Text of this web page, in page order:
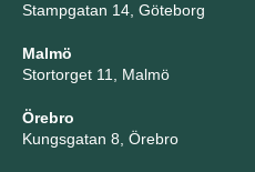
Stampgatan 14, Göteborg
Malmö
Stortorget 11, Malmö
Örebro
Kungsgatan 8, Örebro